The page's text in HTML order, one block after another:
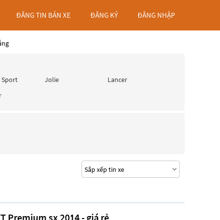
ĐĂNG TIN BÁN XE ĐĂNG KÝ ĐĂNG NHẬP
Sport Jolie
Lancer
Premium sx 2014 - giá rẻ